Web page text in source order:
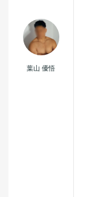
葉山 優悟